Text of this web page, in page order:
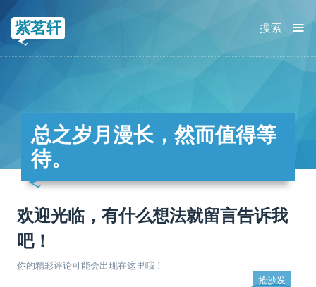
紫茗轩 ≡
搜索
总之岁月漫长，然而值得等
待。
欢迎光临，有什么想法就留言告诉我
吧！
你的精彩评论可能会出现在这里哦！
抢沙发